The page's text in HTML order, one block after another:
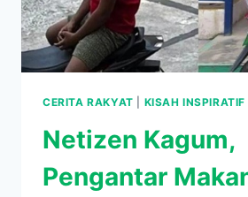
CERITA RAKYAT KISAH INSPIRATIF
Netizen Kagum,
Pengantar